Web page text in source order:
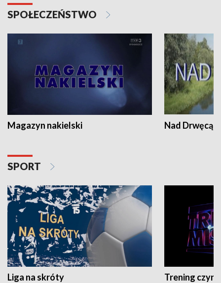
SPOŁECZEŃSTWO
Magazyn nakielski Nad Drwęcą
SPORT
Liga na skróty Trening czyni